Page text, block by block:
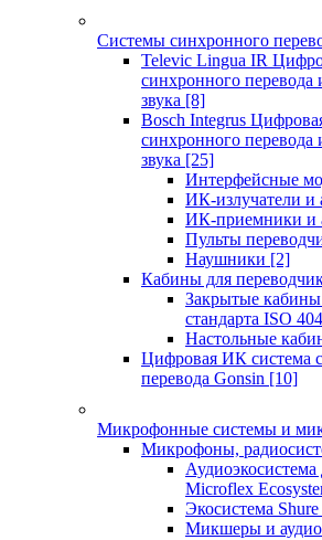
Системы синхронного
Televic Lingua IR
синхронного перевода
звука [8]
Bosch Integrus
синхронного перевода
звука [25]
Интерфейсные
ИК-излучатели и
ИК-приемники и
Пульты
Наушники [2]
Кабины для
Закрытые кабины
стандарта ISO
Настольные
Цифровая ИК система
перевода Gonsin [10]
Микрофонные системы и
Микрофоны,
Microflex
Экосистема Shure
Микшеры и